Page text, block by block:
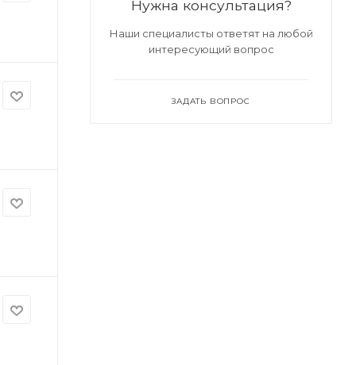
Нужна консультация?
Наши специалисты ответят на любой
интересующий вопрос
ЗАДАТЬ ВОПРОС